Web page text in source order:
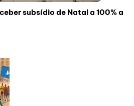
subsídio de Natal a 100% a